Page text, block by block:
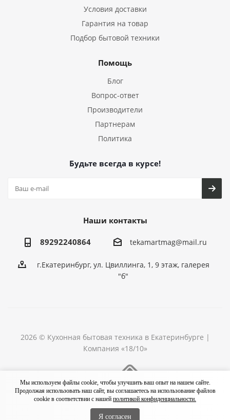
Условия доставки
Гарантия на товар
Подбор бытовой техники
Помощь
Блог
Вопрос-ответ
Производители
Партнерам
Политика
Будьте всегда в курсе!
Наши контакты
89292240864 tekamartmag@mail.ru
г.Екатеринбург, ул. Цвиллинга, 1, 9 этаж, галерея
"б"
2026 © Кухонная бытовая техника в Екатеринбурге |
Компания «18/10»
Мы используем файлы cookie, чтобы улучшить ваш опыт на нашем сайте.
Продолжая использовать наш сайт, вы соглашаетесь на использование файлов
cookie в соответствии с нашей политикой конфиденциальности.
Я согласен